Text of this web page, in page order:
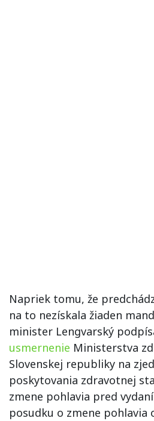
Napriek tomu, že
na to nezískala žiaden
minister Lengvarský
usmernenie Ministerstva
Slovenskej republiky na
poskytovania zdravotnej
zmene pohlavia pred
posudku o zmene pohlavia